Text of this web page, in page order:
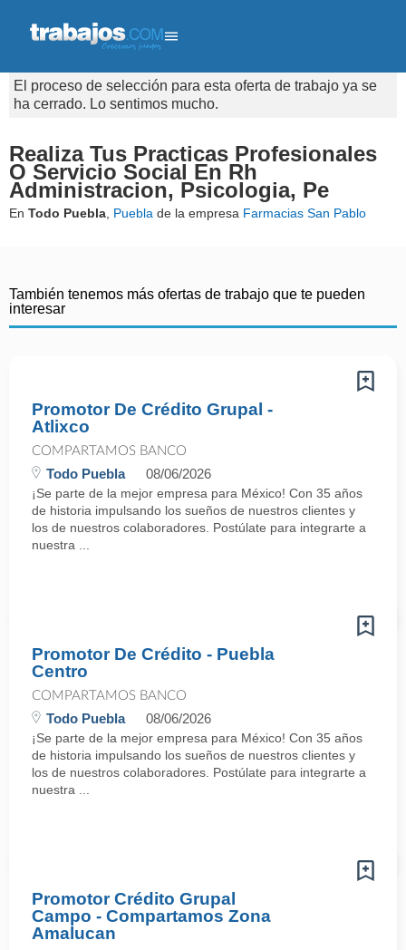
El proceso de selección para esta oferta de trabajo ya se
ha cerrado. Lo sentimos mucho.
Realiza Tus Practicas Profesionales
O Servicio Social En Rh
Administracion, Psicologia, Pe
En Todo Puebla Puebla de la empresa Farmacias San Pablo
También tenemos más ofertas de trabajo que te pueden
interesar
Promotor De Crédito Grupal -
Atlixco
COMPARTAMOS BANCO
Todo Puebla 08/06/2026
¡Se parte de la mejor empresa para México! Con 35 años
de historia impulsando los sueños de nuestros clientes y
los de nuestros colaboradores. Postúlate para integrarte a
nuestra ...
Promotor De Crédito - Puebla
Centro
COMPARTAMOS BANCO
Todo Puebla 08/06/2026
¡Se parte de la mejor empresa para México! Con 35 años
de historia impulsando los sueños de nuestros clientes y
los de nuestros colaboradores. Postúlate para integrarte a
nuestra ...
Promotor Crédito Grupal
Campo - Compartamos Zona
Amalucan